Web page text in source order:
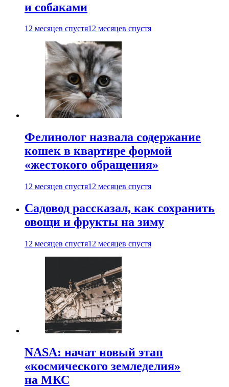
и собаками
12 месяцев спустя12 месяцев спустя
Фелинолог назвала содержание
кошек в квартире формой
«жестокого обращения»
12 месяцев спустя12 месяцев спустя
Садовод рассказал, как сохранить
овощи и фрукты на зиму
12 месяцев спустя12 месяцев спустя
NASA: начат новый этап
«космического земледелия»
на МКС